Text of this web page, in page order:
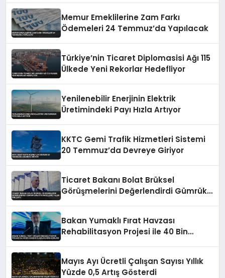
Memur Emeklilerine Zam Farkı
Ödemeleri 24 Temmuz’da Yapılacak
Türkiye’nin Ticaret Diplomasisi Ağı 115
Ülkede Yeni Rekorlar Hedefliyor
Yenilenebilir Enerjinin Elektrik
Üretimindeki Payı Hızla Artıyor
KKTC Gemi Trafik Hizmetleri Sistemi
20 Temmuz’da Devreye Giriyor
Ticaret Bakanı Bolat Brüksel
Görüşmelerini Değerlendirdi Gümrük
Bakan Yumaklı Fırat Havzası
Rehabilitasyon Projesi ile 40 Bin
Mayıs Ayı Ücretli Çalışan Sayısı Yıllık
Yüzde 0,5 Artış Gösterdi